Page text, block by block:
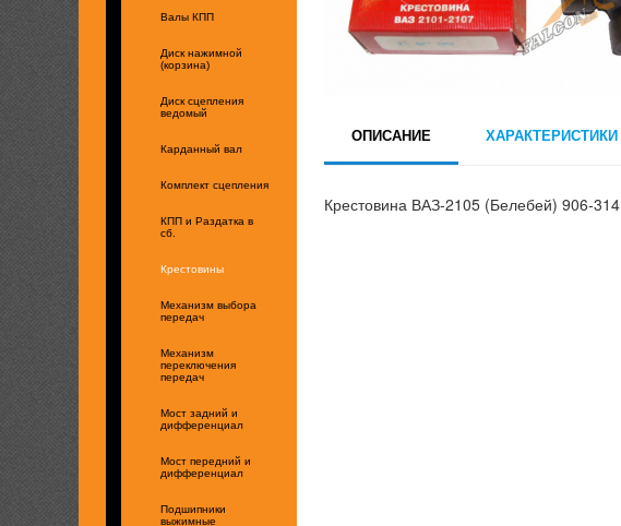
Валы КПП
Диск нажимной
(корзина)
Диск сцепления
ведомый
Карданный вал
Комплект сцепления
КПП и Раздатка в
сб.
Крестовины
Механизм выбора
передач
Механизм
переключения
передач
Мост задний и
дифференциал
Мост передний и
дифференциал
Подшипники
выжимные
ОПИСАНИЕ ХАРАКТЕРИСТИКИ
Крестовина ВАЗ-2105 (Белебей) 906-314